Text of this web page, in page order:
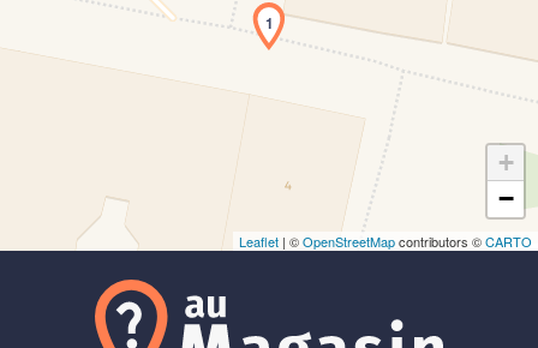
Chargement de la carte en cours...
1
+
−
Leaflet | ©OpenStreetMapcontributors ©CARTO